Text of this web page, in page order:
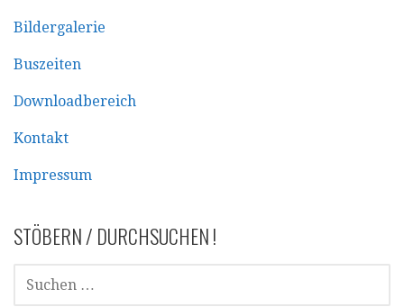
Bildergalerie
Buszeiten
Downloadbereich
Kontakt
Impressum
STÖBERN / DURCHSUCHEN !
SUCHEN
NACH: